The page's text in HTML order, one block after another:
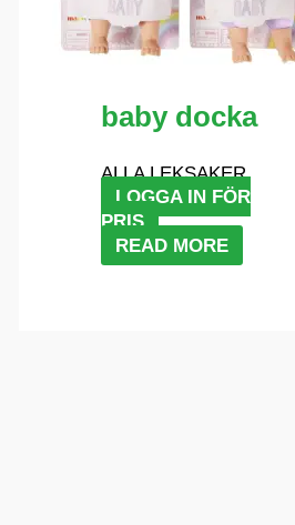
baby docka
ALLA LEKSAKER
LOGGA IN FÖR
PRIS
READ MORE